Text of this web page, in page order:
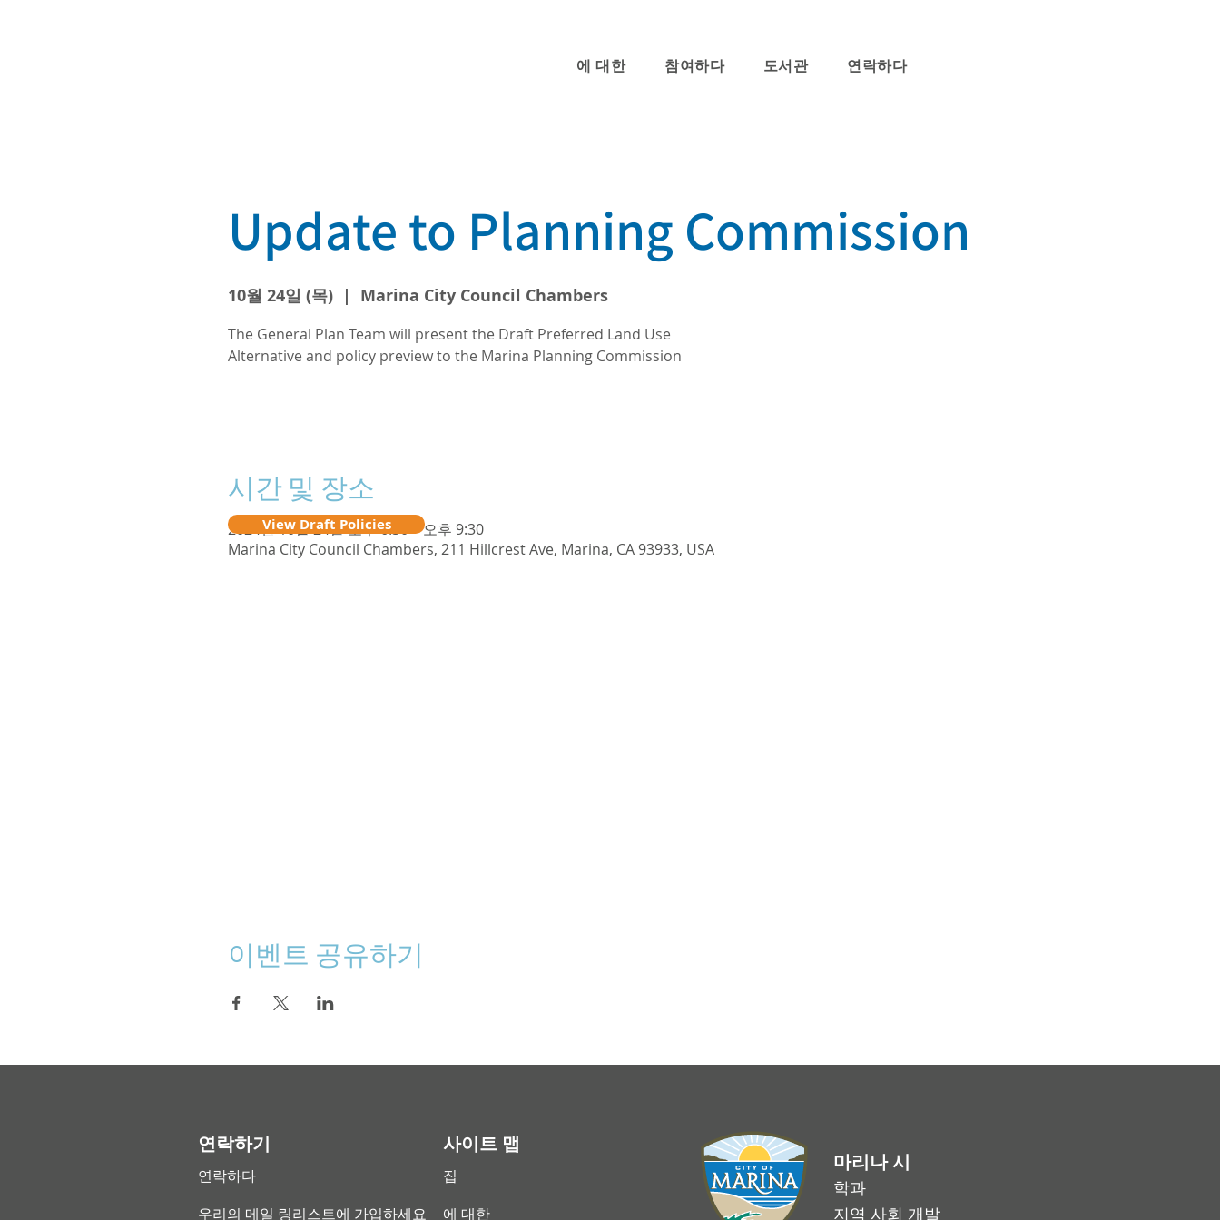
에 대한 참여하다 도서관 연락하다
Update to Planning Commission
10월 24일 (목)
  |
Marina City Council Chambers
The General Plan Team will present the Draft Preferred Land Use
Alternative and policy preview to the Marina Planning Commission
시간 및 장소
2024년 10월 24일 오후 6:30 – 오후 9:30
Marina City Council Chambers, 211 Hillcrest Ave, Marina, CA 93933, USA
이벤트 공유하기
View Draft Policies
연락하기
연락하다
우리의 메일 링리스트에 가입하세요
사이트 맵
집
에 대한
마리나 시
학과
지역 사회 개발